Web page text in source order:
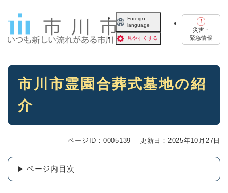
Foreign
language
見やすくする
災害・
緊急情報
本
市川市霊園合葬式墓地の紹
介
ページID：0005139 更新日：2025年10月27日
ページ内目次